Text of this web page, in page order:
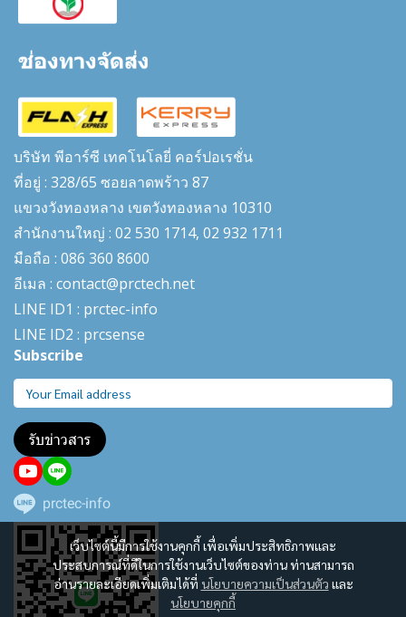
เว็บไซต์นี้มีการใช้งานคุกกี้ เพื่อเพิ่มประสิทธิภาพและ
ประสบการณ์ที่ดีในการใช้งานเว็บไซต์ของท่าน ท่านสามารถ
อ่านรายละเอียดเพิ่มเติมได้ที่ นโยบายความเป็นส่วนตัว และ
นโยบายคุกกี้
บริษัท พีอาร์ซี เทคโนโลยี่ คอร์ปอเรชั่น
ที่อยู่ : 328/65 ซอยลาดพร้าว 87
แขวงวังทองหลาง เขตวังทองหลาง 10310
สำนักงานใหญ่ : 02 530 1714, 02 932 1711
มือถือ : 086 360 8600
อีเมล : contact@prctech.net
LINE ID1 : prctec-info
LINE ID2 : prcsense
Subscribe
รับข่าวสาร
prctec-info